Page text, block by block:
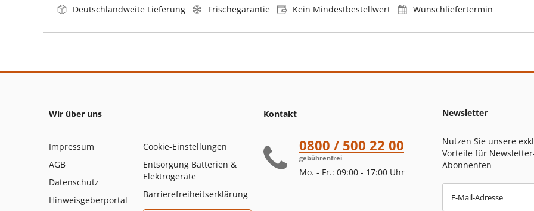
Deutschlandweite Lieferung Frischegarantie Kein Mindestbestellwert Wunschliefertermin
Wir über uns
Impressum
AGB
Datenschutz
Hinweisgeberportal
Cookie-Einstellungen
Entsorgung Batterien &
Elektrogeräte
Barrierefreiheitserklärung
Kontakt
0800 / 500 22 00
gebührenfrei
Mo. - Fr.: 09:00 - 17:00 Uhr
Newsletter
Nutzen Sie unsere
Vorteile für
Abonnenten
E-Mail-Adresse